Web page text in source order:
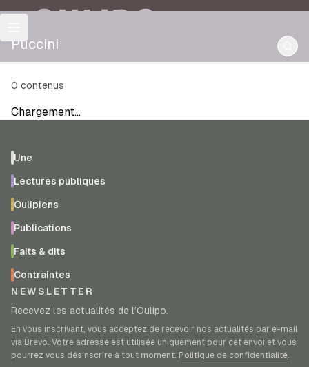
OULIPO
Puccini
0 contenus
Chargement…
Une
Lectures publiques
Oulipiens
Publications
Faits & dits
Contraintes
NEWSLETTER
Recevez les actualités de l’Oulipo.
En vous inscrivant, vous acceptez de recevoir nos actualités par e-mail
via Brevo. Votre adresse est utilisée uniquement pour cet envoi et vous
pourrez vous désinscrire à tout moment. Politique de confidentialité.